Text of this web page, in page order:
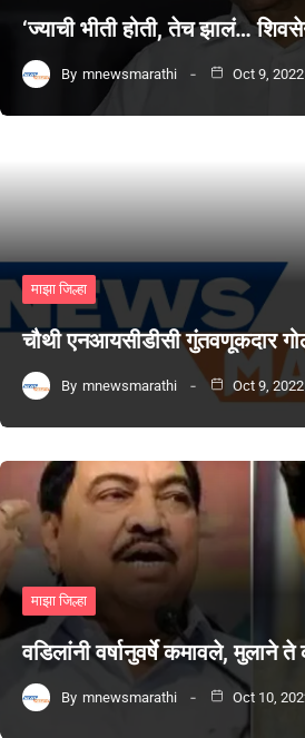
‘ज्याची भीती होती, तेच झालं…
By mnewsmarathi Oct 9, 2022
माझा जिल्हा
चौथी एनआयसीडीसी गुंतवणूकदार
By mnewsmarathi Oct 9, 2022
माझा जिल्हा
वडिलांनी वर्षानुवर्षे कमावले, मुलाने
By mnewsmarathi Oct 10,